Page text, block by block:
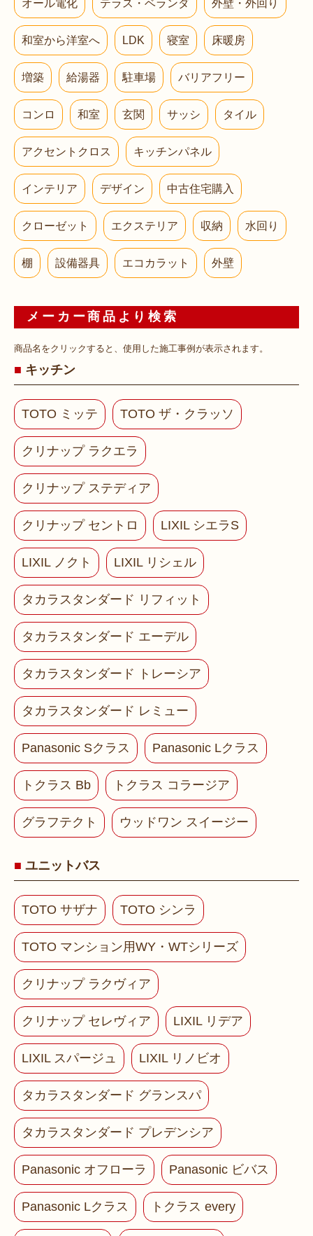
オール電化 テラス・ベランダ 外壁・外回り
和室から洋室へ LDK 寝室 床暖房
増築 給湯器 駐車場 バリアフリー
コンロ 和室 玄関 サッシ タイル
アクセントクロス キッチンパネル
インテリア デザイン 中古住宅購入
クローゼット エクステリア 収納 水回り
棚 設備器具 エコカラット 外壁
メーカー商品より検索
商品名をクリックすると、使用した施工事例が表示されます。
キッチン
TOTO ミッテ TOTO ザ・クラッソ
クリナップ ラクエラ
クリナップ ステディア
クリナップ セントロ LIXIL シエラS
LIXIL ノクト LIXIL リシェル
タカラスタンダード リフィット
タカラスタンダード エーデル
タカラスタンダード トレーシア
タカラスタンダード レミュー
Panasonic Sクラス Panasonic Lクラス
トクラス Bb トクラス コラージア
グラフテクト ウッドワン スイージー
ユニットバス
TOTO サザナ TOTO シンラ
TOTO マンション用WY・WTシリーズ
クリナップ ラクヴィア
クリナップ セレヴィア LIXIL リデア
LIXIL スパージュ LIXIL リノビオ
タカラスタンダード グランスパ
タカラスタンダード プレデンシア
Panasonic オフローラ Panasonic ビバス
Panasonic Lクラス トクラス every